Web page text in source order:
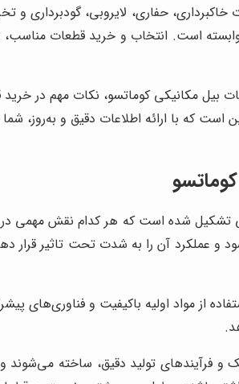
حفاری، لایروبی، گودبرداری و
است. انتخاب و خرید قطعات مناسب،
بیل مکانیکی کوماتسو، نکات مهم در خرید
که با ارائه اطلاعات دقیق و به‌روز،
تشکیل شده است که هر کدام نقش مهمی
عملکرد آن را به شدت تحت تاثیر قرار
از مواد اولیه باکیفیت و فناوری‌های
و فرآیندهای تولید دقیق، ساخته